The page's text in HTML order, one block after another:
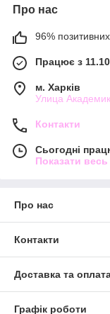
Про нас
96% позитивних
Працює з
м. Харків
Улица
Контакти
Сьогодні
Показати
Про нас
Контакти
Доставка та
Графік роботи